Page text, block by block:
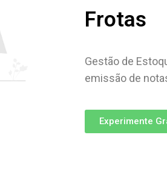
Frotas
Gestão de
emissão de
Experimente